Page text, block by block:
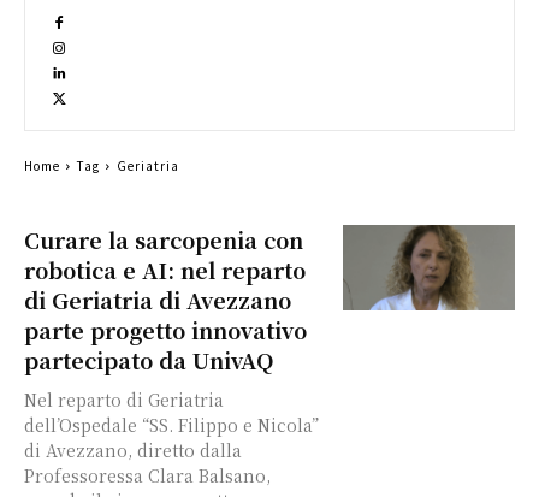
Curare la sarcopenia con
robotica e AI: nel reparto
di Geriatria di Avezzano
parte progetto innovativo
partecipato da UnivAQ
Nel reparto di Geriatria
dell’Ospedale “SS. Filippo e Nicola”
di Avezzano, diretto dalla
Professoressa Clara Balsano,
Home Tag Geriatria